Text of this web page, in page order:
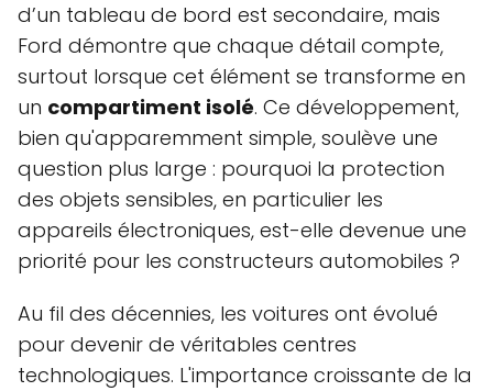
d’un tableau de bord est secondaire, mais
Ford démontre que chaque détail compte,
surtout lorsque cet élément se transforme en
un compartiment isolé. Ce développement,
bien qu'apparemment simple, soulève une
question plus large : pourquoi la protection
des objets sensibles, en particulier les
appareils électroniques, est-elle devenue une
priorité pour les constructeurs automobiles ?
Au fil des décennies, les voitures ont évolué
pour devenir de véritables centres
technologiques. L'importance croissante de la